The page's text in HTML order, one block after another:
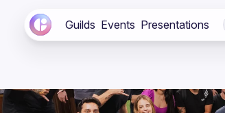
Guilds Events Presentations